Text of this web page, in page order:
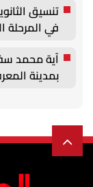
في المرحلة
آية محمد
بمدينة